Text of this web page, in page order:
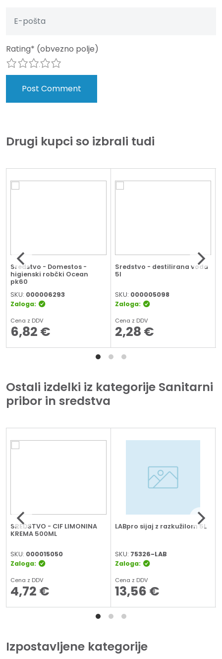
Rating* (obvezno polje)
5
4
3
2
Drugi kupci so izbrali tudi
Sredstvo - Domestos -
higienski robčki Ocean
pk60
SKU: 000006293
Zaloga:
Cena z DDV
6,82 €
Sredstvo - destilirana voda
5l
SKU: 000005098
Zaloga:
Cena z DDV
2,28 €
Ostali izdelki iz kategorije Sanitarni
pribor in sredstva
SREDSTVO - CIF LIMONINA
KREMA 500ML
SKU: 000015050
Zaloga:
Cena z DDV
4,72 €
LABpro sijaj z razkužilom 5L
SKU: 75326-LAB
Zaloga:
Cena z DDV
13,56 €
Izpostavljene kategorije